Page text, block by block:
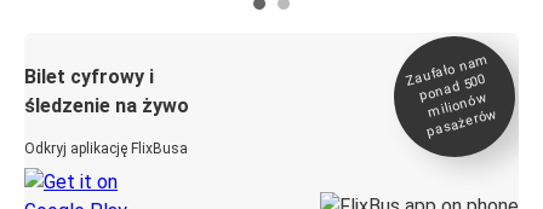
Bilet cyfrowy i
śledzenie na żywo
Odkryj aplikację FlixBusa
Zaufało na
m
ponad 500
milionó
w
pasażeró
w